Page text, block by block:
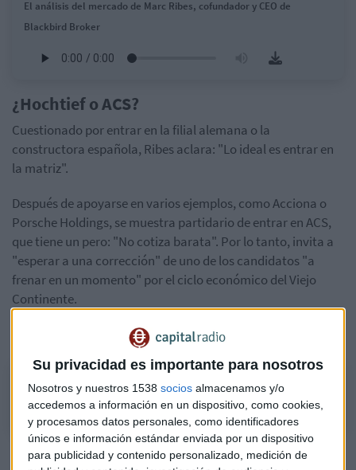
Su privacidad es importante para nosotros
Nosotros y nuestros 1538 socios almacenamos y/o
accedemos a información en un dispositivo, como cookies,
y procesamos datos personales, como identificadores
únicos e información estándar enviada por un dispositivo
para publicidad y contenido personalizado, medición de
El análisis del mercado de Marc Ribes, cofundador y CEO de
Blackbird Broker
¿Hochtief o ACS?
Cuestionado por entrar en la filial alemana o la
constructora española, Ribes aclara: "Lo ideal es entrar en
la matriz".
Después de apoyarse en varios ejemplos, como Acciona o
Porsche Holdings, se muestra partidario de entrar en ACS,
que tiene un pero: "No cotiza barata". Por lo tanto, invita a
"esperar a una corrección" de uno de los candidatos "a
frenar en un momento" por el ciclo económico del Viejo
Continente.
La respuesta de Marc Ribes en Mercado Abierto:
¿Mejor invertir en ACS o su filial Hochtief?
Escuchael Consultorio de Bolsa de Marc Ribes en